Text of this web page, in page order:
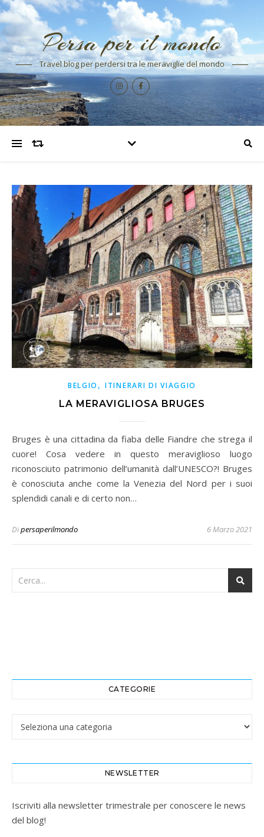
Persa per il mondo
Travel blog per perdersi tra le meraviglie del mondo
BELGIO ,ITINERARI DI VIAGGIO
LA MERAVIGLIOSA BRUGES
Bruges è una cittadina da fiaba delle Fiandre che strega il
cuore! Cosa vedere in questo meraviglioso luogo
riconosciuto patrimonio dell’umanità dall’UNESCO?! Bruges
è conosciuta anche come la Venezia del Nord per i suoi
splendidi canali e di certo non…
Dipersaperilmondo 6 Marzo 2021
CATEGORIE
Categorie
NEWSLETTER
Iscriviti alla newsletter trimestrale per conoscere le news
del blog!